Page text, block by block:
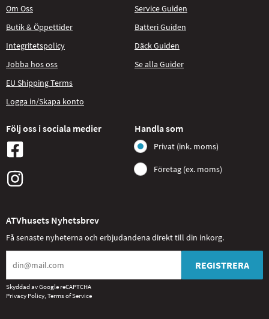
Om Oss
Butik & Öppettider
Integritetspolicy
Jobba hos oss
EU Shipping Terms
Logga in/Skapa konto
Service Guiden
Batteri Guiden
Däck Guiden
Se alla Guider
Följ oss i sociala medier Handla som
Privat (ink. moms)
Företag (ex. moms)
ATVhusets Nyhetsbrev
Få senaste nyheterna och erbjudandena direkt till din inkorg.
REGISTRERA
Skyddad av Google reCAPTCHA
Privacy Policy, Terms of Service